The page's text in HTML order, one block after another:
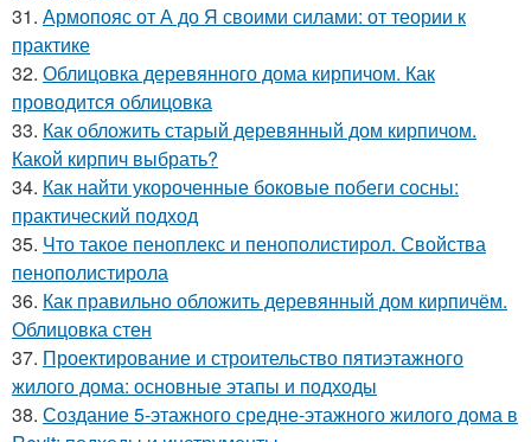
31. Армопояс от А до Я своими силами: от теории к
практике
32. Облицовка деревянного дома кирпичом. Как
проводится облицовка
33. Как обложить старый деревянный дом кирпичом.
Какой кирпич выбрать?
34. Как найти укороченные боковые побеги сосны:
практический подход
35. Что такое пеноплекс и пенополистирол. Свойства
пенополистирола
36. Как правильно обложить деревянный дом кирпичём.
Облицовка стен
37. Проектирование и строительство пятиэтажного
жилого дома: основные этапы и подходы
38. Создание 5-этажного средне-этажного жилого дома в